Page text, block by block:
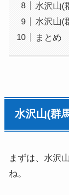
水沢山(
水沢山(
まとめ
水沢山(群
まずは、水沢
ね。